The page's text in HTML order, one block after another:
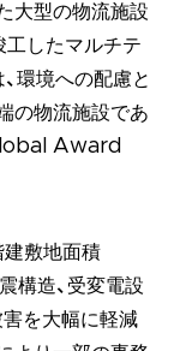
大型の物流施設
工したマルチテ
環境への配慮と
の物流施設であ
Award
敷地面積
構造、受変電設
を大幅に軽減